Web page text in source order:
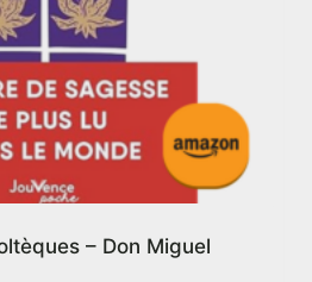
– Don Miguel